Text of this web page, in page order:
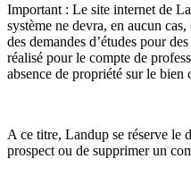
Important : Le site internet de
système ne devra, en aucun
des demandes d’études pour
réalisé pour le compte de
absence de propriété sur le bien
A ce titre, Landup se réserve le
prospect ou de supprimer un